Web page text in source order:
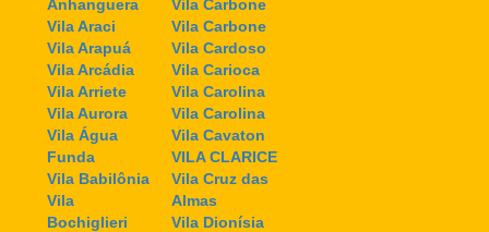
Anhanguera
Vila Araci
Vila Arapuá
Vila Arcádia
Vila Arriete
Vila Aurora
Vila Água
Funda
Vila Babilônia
Vila
Bochiglieri
Vila Carbone
Vila Carbone
Vila Cardoso
Vila Carioca
Vila Carolina
Vila Carolina
Vila Cavaton
VILA CLARICE
Vila Cruz das
Almas
Vila Dionísia